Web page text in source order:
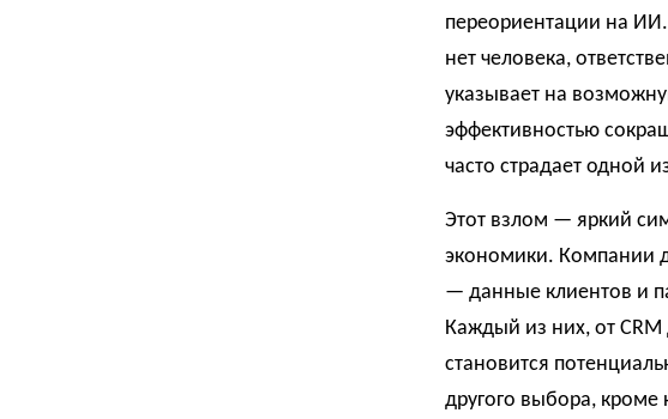
переориентации на
нет человека,
указывает на
эффективностью
часто страдает одной
Этот взлом — яркий
экономики. Компании
— данные клиентов и
Каждый из них, от
становится
другого выбора, кроме